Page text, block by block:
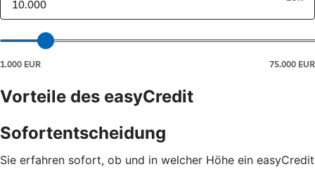
Vorteile des easyCredit
Sofortentscheidung
Sie erfahren sofort, ob und in welcher Höhe ein easyCredit